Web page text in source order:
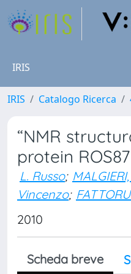
IRIS
IRIS Catalogo Ricerca
“NMR
protein
L. Russo;
Vincenzo;
2010
Scheda breve